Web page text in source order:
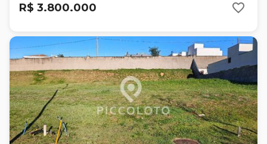
R$ 3.800.000